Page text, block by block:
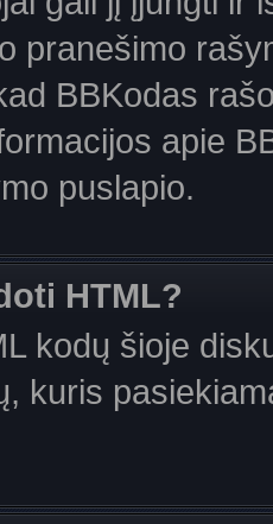
pranešimo
BBKodas
apie
puslapio.
HTML?
kodų šioje
kuris